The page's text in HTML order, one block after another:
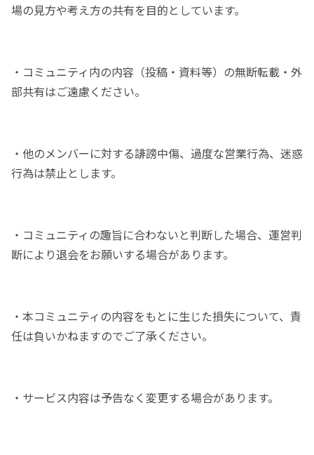
場の見方や考え方の共有を目的としています。
・コミュニティ内の内容（投稿・資料等）の無断転載・外
部共有はご遠慮ください。
・他のメンバーに対する誹謗中傷、過度な営業行為、迷惑
行為は禁止とします。
・コミュニティの趣旨に合わないと判断した場合、運営判
断により退会をお願いする場合があります。
・本コミュニティの内容をもとに生じた損失について、責
任は負いかねますのでご了承ください。
・サービス内容は予告なく変更する場合があります。